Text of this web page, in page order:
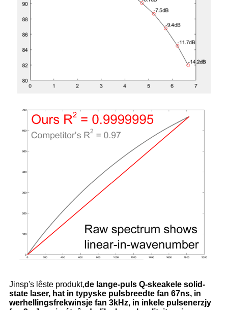
Jinsp's lêste produkt,de lange-puls Q-skeakele solid-
state laser, hat in typyske pulsbreedte fan 67ns, in
werhellingsfrekwinsje fan 3kHz, in inkele pulsenerzjy